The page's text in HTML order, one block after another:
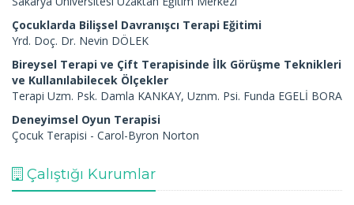
Çocuklarda Bilişsel Davranışcı Terapi Eğitimi
Yrd. Doç. Dr. Nevin DÖLEK
Bireysel Terapi ve Çift Terapisinde İlk Görüşme Teknikleri
ve Kullanılabilecek Ölçekler
Terapi Uzm. Psk. Damla KANKAY, Uznm. Psi. Funda EGELİ BORA
Deneyimsel Oyun Terapisi
Çocuk Terapisi - Carol-Byron Norton
Çalıştığı Kurumlar